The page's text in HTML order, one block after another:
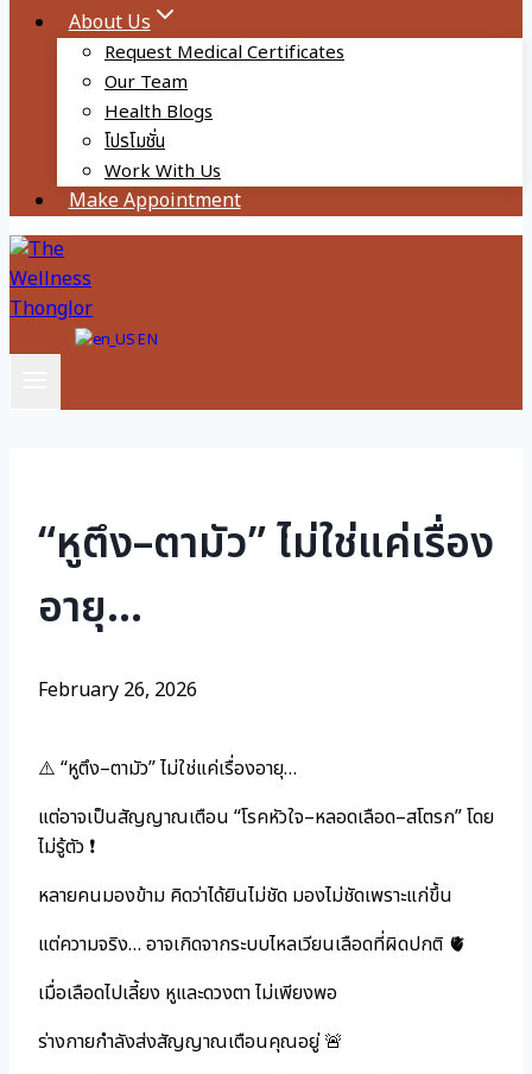
About Us
Request Medical Certificates
Our Team
Health Blogs
โปรโมชั่น
Work With Us
Make Appointment
EN
“หูตึง–ตามัว” ไม่ใช่แค่เรื่อง
อายุ…
February 26, 2026
⚠️ “หูตึง–ตามัว” ไม่ใช่แค่เรื่องอายุ…
แต่อาจเป็นสัญญาณเตือน “โรคหัวใจ–หลอดเลือด–สโตรก” โดย
ไม่รู้ตัว ❗
หลายคนมองข้าม คิดว่าได้ยินไม่ชัด มองไม่ชัดเพราะแก่ขึ้น
แต่ความจริง… อาจเกิดจากระบบไหลเวียนเลือดที่ผิดปกติ 🫀
เมื่อเลือดไปเลี้ยง หูและดวงตา ไม่เพียงพอ
ร่างกายกำลังส่งสัญญาณเตือนคุณอยู่ 🚨